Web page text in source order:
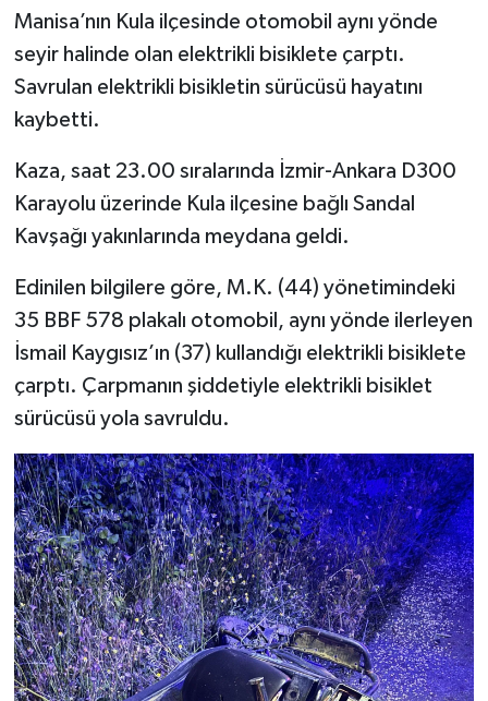
Manisa’nın Kula ilçesinde otomobil aynı yönde
seyir halinde olan elektrikli bisiklete çarptı.
Savrulan elektrikli bisikletin sürücüsü hayatını
kaybetti.
Kaza, saat 23.00 sıralarında İzmir-Ankara D300
Karayolu üzerinde Kula ilçesine bağlı Sandal
Kavşağı yakınlarında meydana geldi.
Edinilen bilgilere göre, M.K. (44) yönetimindeki
35 BBF 578 plakalı otomobil, aynı yönde ilerleyen
İsmail Kaygısız’ın (37) kullandığı elektrikli bisiklete
çarptı. Çarpmanın şiddetiyle elektrikli bisiklet
sürücüsü yola savruldu.